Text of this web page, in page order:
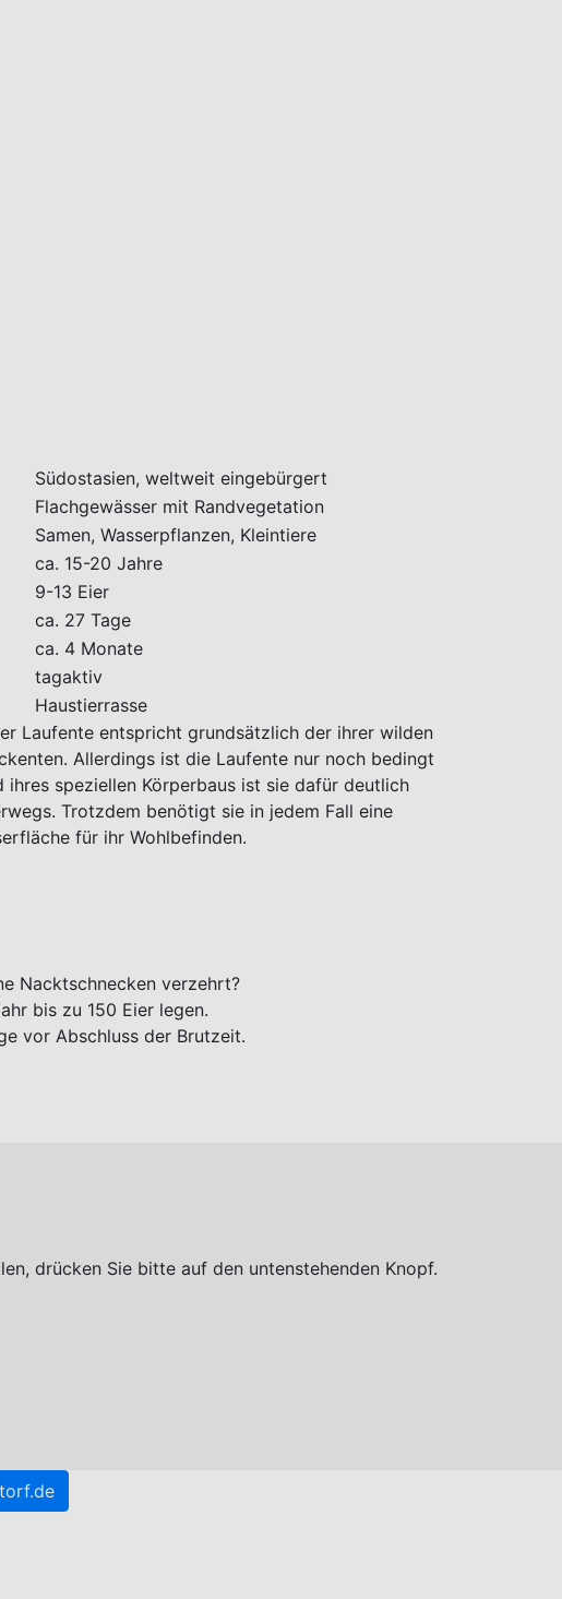
Südostasien, weltweit eingebürgert
Flachgewässer mit Randvegetation
Samen, Wasserpflanzen, Kleintiere
ca. 15-20 Jahre
9-13 Eier
ca. 27 Tage
ca. 4 Monate
tagaktiv
Haustierrasse
Laufente entspricht grundsätzlich der ihrer wilden
Allerdings ist die Laufente nur noch bedingt
ihres speziellen Körperbaus ist sie dafür deutlich
Trotzdem benötigt sie in jedem Fall eine
für ihr Wohlbefinden.
Nacktschnecken verzehrt?
bis zu 150 Eier legen.
vor Abschluss der Brutzeit.
drücken Sie bitte auf den untenstehenden Knopf.